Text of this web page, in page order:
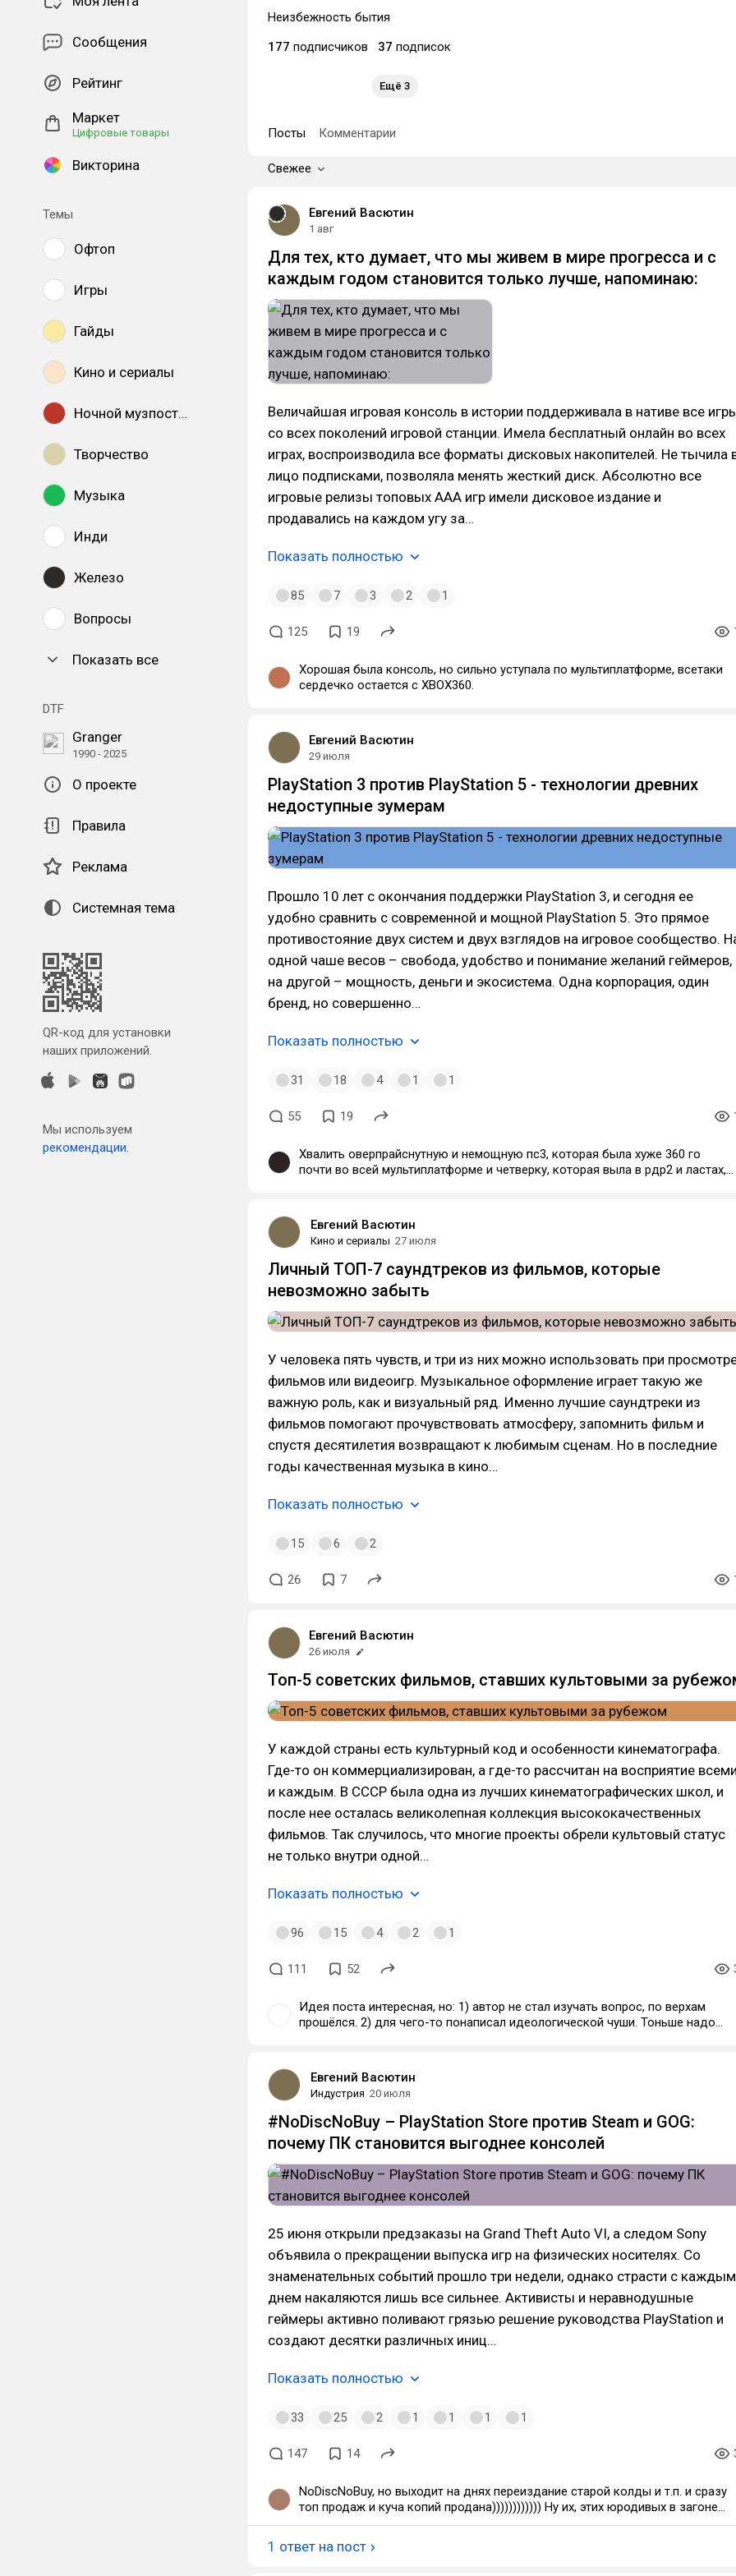
Сообщения
Рейтинг
Маркет
Цифровые товары
Викторина
Темы
Офтоп
Игры
Гайды
Кино и сериалы
Ночной музпостинг
Творчество
Музыка
Инди
Железо
Вопросы
Показать все
DTF
Granger
1990 - 2025
О проекте
Правила
Реклама
Системная тема
QR-код для установки
наших приложений.
Мы используем
рекомендации.
Неизбежность бытия
177 подписчиков 37 подписок
Ещё 3
Посты Комментарии
Свежее
Евгений Васютин
1 авг
Для тех, кто думает, что мы живем в мире прогресса и с
каждым годом становится только лучше, напоминаю:
Величайшая игровая консоль в истории поддерживала в нативе все
со всех поколений игровой станции. Имела бесплатный онлайн во всех
играх, воспроизводила все форматы дисковых накопителей. Не тычила
лицо подписками, позволяла менять жесткий диск. Абсолютно все
игровые релизы топовых ААА игр имели дисковое издание и
продавались на каждом угу за…
Показать полностью
85 7 3 2 1
125 19
Хорошая была консоль, но сильно уступала по мультиплатформе, всетаки
сердечко остается с XBOX360.
Евгений Васютин
29 июля
PlayStation 3 против PlayStation 5 - технологии древних
недоступные зумерам
Прошло 10 лет с окончания поддержки PlayStation 3, и сегодня ее
удобно сравнить с современной и мощной PlayStation 5. Это прямое
противостояние двух систем и двух взглядов на игровое сообщество.
одной чаше весов – свобода, удобство и понимание желаний геймеров,
на другой – мощность, деньги и экосистема. Одна корпорация, один
бренд, но совершенно…
Показать полностью
31 18 4 1 1
55 19
Хвалить оверпрайснутную и немощную пс3, которая была хуже 360 го
почти во всей мультиплатформе и четверку, которая выла в рдр2 и ластах,
дтф.
Евгений Васютин
Кино и сериалы 27 июля
Личный ТОП-7 саундтреков из фильмов, которые
невозможно забыть
У человека пять чувств, и три из них можно использовать при
фильмов или видеоигр. Музыкальное оформление играет такую же
важную роль, как и визуальный ряд. Именно лучшие саундтреки из
фильмов помогают прочувствовать атмосферу, запомнить фильм и
спустя десятилетия возвращают к любимым сценам. Но в последние
годы качественная музыка в кино…
Показать полностью
15 6 2
26 7
Евгений Васютин
26 июля
Топ-5 советских фильмов, ставших культовыми за
У каждой страны есть культурный код и особенности кинематографа.
Где-то он коммерциализирован, а где-то рассчитан на восприятие
и каждым. В СССР была одна из лучших кинематографических школ, и
после нее осталась великолепная коллекция высококачественных
фильмов. Так случилось, что многие проекты обрели культовый статус
не только внутри одной…
Показать полностью
96 15 4 2 1
111 52
Идея поста интересная, но: 1) автор не стал изучать вопрос, по верхам
прошёлся. 2) для чего-то понаписал идеологической чуши. Тоньше надо
узколобостью. Хочешь в чем-то убедить читателя - делай это намеками
хотя бы что-ли.
Евгений Васютин
Индустрия 20 июля
#NoDiscNoBuy – PlayStation Store против Steam и GOG:
почему ПК становится выгоднее консолей
25 июня открыли предзаказы на Grand Theft Auto VI, а следом Sony
объявила о прекращении выпуска игр на физических носителях. Со
знаменательных событий прошло три недели, однако страсти с каждым
днем накаляются лишь все сильнее. Активисты и неравнодушные
геймеры активно поливают грязью решение руководства PlayStation и
создают десятки различных иниц…
Показать полностью
33 25 2 1 1 1 1
147 14
NoDiscNoBuy, но выходит на днях переиздание старой колды и т.п. и сразу
топ продаж и куча копий продана)))))))))))) Ну их, этих юродивых в загоне
PS.
1 ответ на пост